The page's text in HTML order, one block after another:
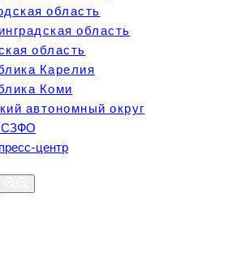
область
область
область
Карелия
Коми
автономный округ
СЗФО
центр